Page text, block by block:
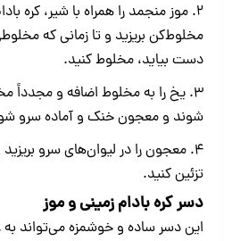
2. موز منجمد را همراه با شیر، کره
مخلوط‌کن بریزید و تا زمانی که
دست بیاید، مخلوط کنید.
3. یخ را به مخلوط اضافه و مجدداً
شوند و معجون خنک و آماده سرو
4. معجون را در لیوان‌های سرو
تزئین کنید.
دسر کره بادام زمینی و موز
این دسر ساده و خوشمزه می‌تواند